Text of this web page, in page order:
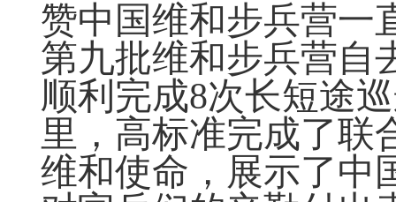
赞中国维和步兵营一
第九批维和步兵营自
顺利完成8次长短途
里，高标准完成了联
维和使命，展示了中